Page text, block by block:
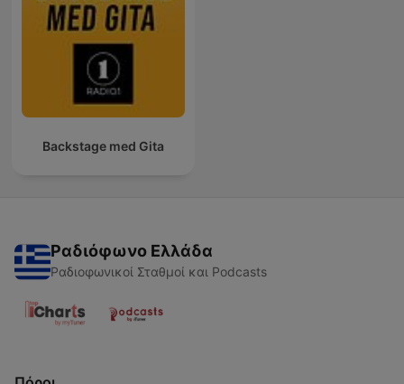
Backstage med Gita
Ραδιόφωνο Ελλάδα
Ραδιοφωνικοί Σταθμοί και Podcasts